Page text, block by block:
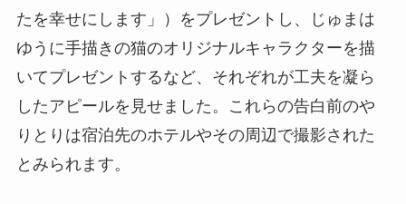
たを幸せにします」）をプレゼントし、じゅまは
ゆうに手描きの猫のオリジナルキャラクターを描
いてプレゼントするなど、それぞれが工夫を凝ら
したアピールを見せました。これらの告白前のや
りとりは宿泊先のホテルやその周辺で撮影された
とみられます。